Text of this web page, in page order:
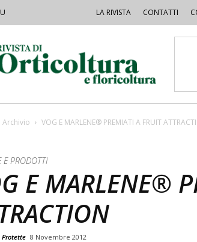
LA RIVISTA CONTATTI
Archivio VOG E MARLENE® PREMIATI A FRUIT
E PRODOTTI
E MARLENE®
8 Novembre 2012